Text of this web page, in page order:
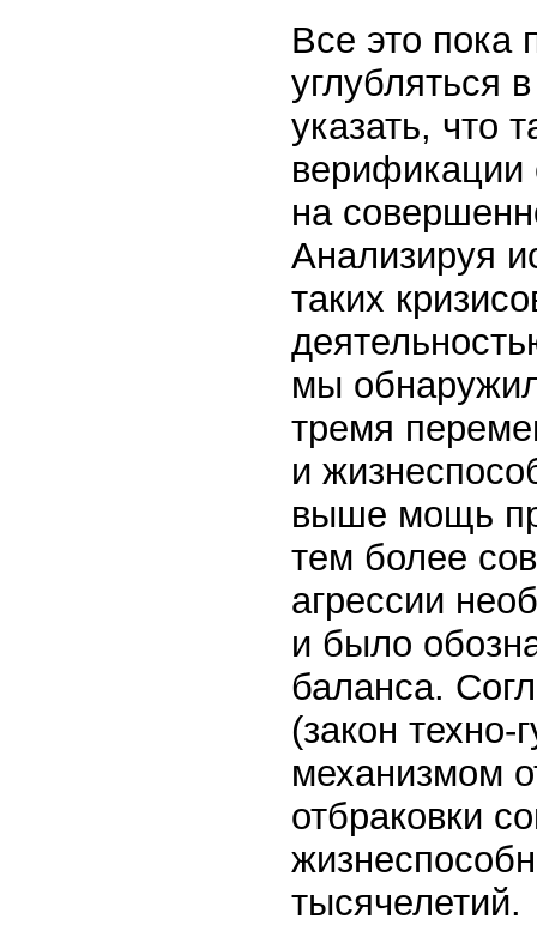
Все это пока
углубляться
указать, что
верификации
на
Анализируя
таких
мы
тремя
и
выше мощь
тем более
агрессии
и было
баланса.
(закон
механизмом
отбраковки
тысячелетий.